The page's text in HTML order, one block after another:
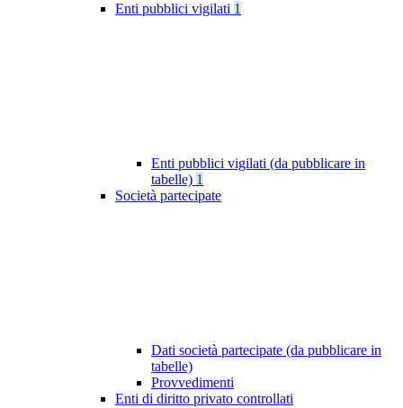
Enti pubblici vigilati 1
Enti pubblici vigilati (da pubblicare in
tabelle) 1
Società partecipate
Dati società partecipate (da pubblicare in
tabelle)
Provvedimenti
Enti di diritto privato controllati